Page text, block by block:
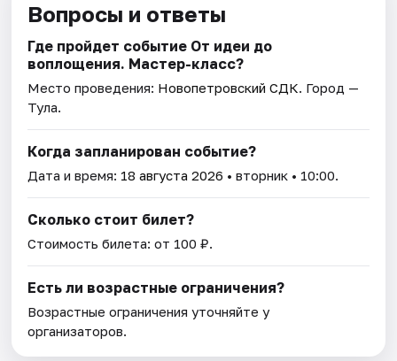
Вопросы и ответы
Где пройдет событие От идеи до
воплощения. Мастер-класс?
Место проведения: Новопетровский СДК. Город —
Тула.
Когда запланирован событие?
Дата и время: 18 августа 2026 • вторник • 10:00.
Сколько стоит билет?
Стоимость билета: от 100 ₽.
Есть ли возрастные ограничения?
Возрастные ограничения уточняйте у
организаторов.